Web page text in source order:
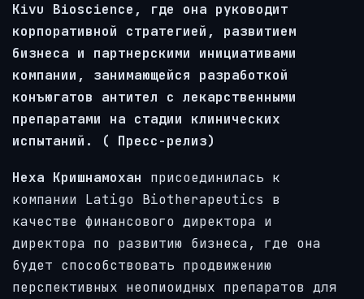
Kivu Bioscience, где она руководит
корпоративной стратегией, развитием
бизнеса и партнерскими инициативами
компании, занимающейся разработкой
конъюгатов антител с лекарственными
препаратами на стадии клинических
испытаний. (
Пресс-релиз)
Неха Кришнамохан присоединилась к
компании Latigo Biotherapeutics в
качестве финансового директора и
директора по развитию бизнеса, где она
будет способствовать продвижению
перспективных неопиоидных препаратов для